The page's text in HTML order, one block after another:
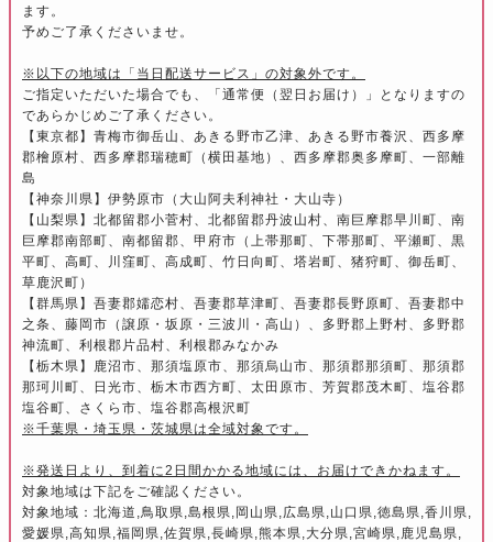
ます。
予めご了承くださいませ。
※以下の地域は「当日配送サービス」の対象外です。
ご指定いただいた場合でも、「通常便（翌日お届け）」となりますの
であらかじめご了承ください。
【東京都】青梅市御岳山、あきる野市乙津、あきる野市養沢、西多摩
郡檜原村、西多摩郡瑞穂町（横田基地）、西多摩郡奥多摩町、一部離
島
【神奈川県】伊勢原市（大山阿夫利神社・大山寺）
【山梨県】北都留郡小菅村、北都留郡丹波山村、南巨摩郡早川町、南
巨摩郡南部町、南都留郡、甲府市（上帯那町、下帯那町、平瀬町、黒
平町、高町、川窪町、高成町、竹日向町、塔岩町、猪狩町、御岳町、
草鹿沢町）
【群馬県】吾妻郡嬬恋村、吾妻郡草津町、吾妻郡長野原町、吾妻郡中
之条、藤岡市（譲原・坂原・三波川・高山）、多野郡上野村、多野郡
神流町、利根郡片品村、利根郡みなかみ
【栃木県】鹿沼市、那須塩原市、那須烏山市、那須郡那須町、那須郡
那珂川町、日光市、栃木市西方町、太田原市、芳賀郡茂木町、塩谷郡
塩谷町、さくら市、塩谷郡高根沢町
※千葉県・埼玉県・茨城県は全域対象です。
※発送日より、到着に2日間かかる地域には、お届けできかねます。
対象地域は下記をご確認ください。
対象地域：北海道,鳥取県,島根県,岡山県,広島県,山口県,徳島県,香川県,
愛媛県,高知県,福岡県,佐賀県,長崎県,熊本県,大分県,宮崎県,鹿児島県,